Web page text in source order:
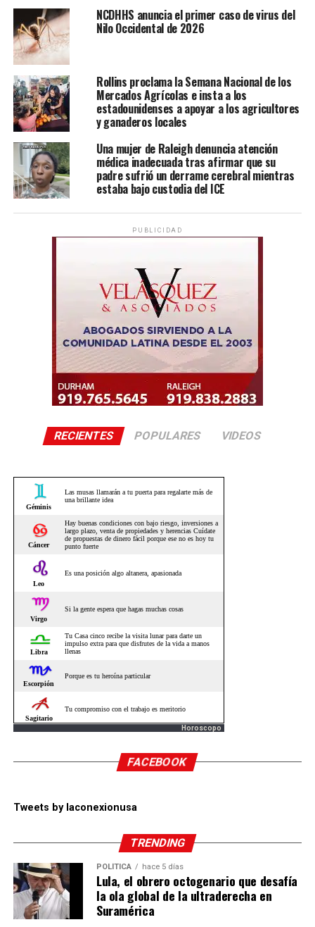
NCDHHS anuncia el primer caso de virus del
Nilo Occidental de 2026
Rollins proclama la Semana Nacional de los
Mercados Agrícolas e insta a los
estadounidenses a apoyar a los agricultores
y ganaderos locales
Una mujer de Raleigh denuncia atención
médica inadecuada tras afirmar que su
padre sufrió un derrame cerebral mientras
estaba bajo custodia del ICE
PUBLICIDAD
RECIENTES POPULARES VIDEOS
Horoscopo
FACEBOOK
Tweets by laconexionusa
TRENDING
POLÍTICA hace 5 días
Lula, el obrero octogenario que desafía
la ola global de la ultraderecha en
Suramérica